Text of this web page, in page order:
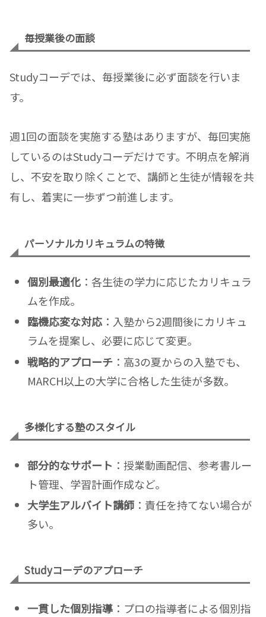
毎授業後の面談
Studyコーデでは、毎授業後に必ず面談を行いま
す。
週1回の面談を実施する塾はありますが、毎回実施
しているのはStudyコーデだけです。不明点を解消
し、不安を取り除くことで、講師と生徒が情報を共
有し、着実に一歩ずつ前進します。
パーソナルカリキュラムの特徴
個別最適化：各生徒の学力に応じたカリキュラ
ムを作成。
臨機応変な対応：入塾から2週間後にカリキュ
ラムを提案し、必要に応じて変更。
戦略的アプローチ：高3の夏からの入塾でも、
MARCH以上の大学に合格した生徒が多数。
多様化する塾のスタイル
部分的なサポート ：授業動画配信、参考書ルー
ト管理、学習計画作成など。
大学生アルバイト講師：責任を持てない場合が
多い。
Studyコーデのアプローチ
一貫した個別指導：プロの指導者による個別指